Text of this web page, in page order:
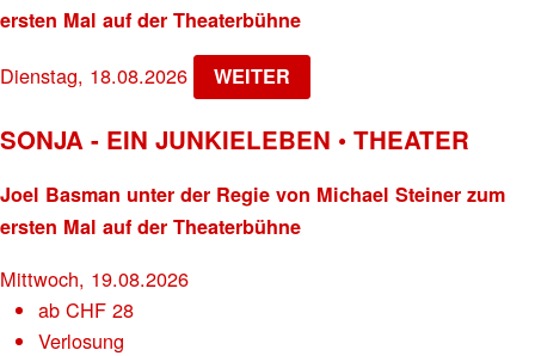
ersten Mal auf der Theaterbühne
Dienstag, 18.08.2026 WEITER
SONJA - EIN JUNKIELEBEN • THEATER
Joel Basman unter der Regie von Michael Steiner zum
ersten Mal auf der Theaterbühne
Mittwoch, 19.08.2026
abCHF 28
Verlosung